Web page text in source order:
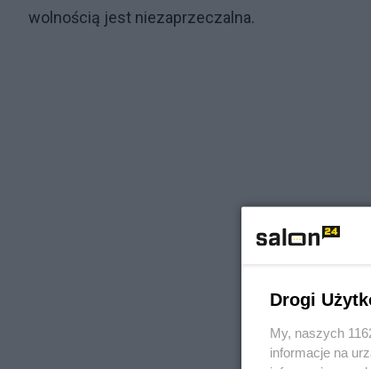
wolnością jest niezaprzeczalna.
Drogi
My, naszych
informacje na